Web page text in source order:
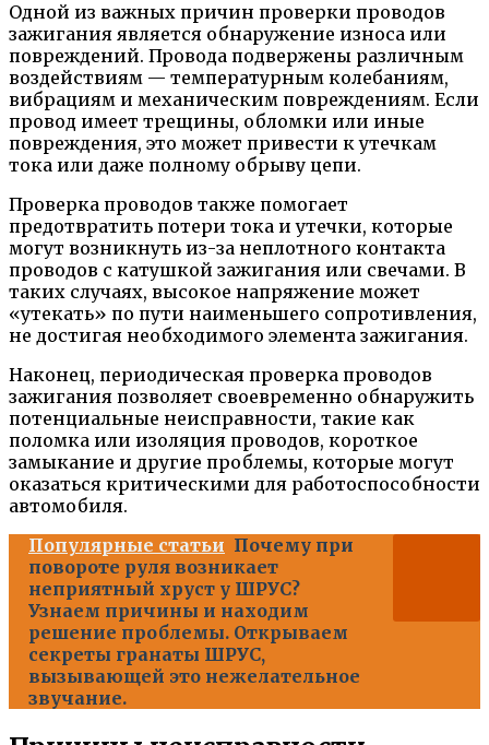
Одной из важных причин проверки проводов
зажигания является обнаружение износа или
повреждений. Провода подвержены различным
воздействиям — температурным колебаниям,
вибрациям и механическим повреждениям. Если
провод имеет трещины, обломки или иные
повреждения, это может привести к утечкам
тока или даже полному обрыву цепи.
Проверка проводов также помогает
предотвратить потери тока и утечки, которые
могут возникнуть из-за неплотного контакта
проводов с катушкой зажигания или свечами. В
таких случаях, высокое напряжение может
«утекать» по пути наименьшего сопротивления,
не достигая необходимого элемента зажигания.
Наконец, периодическая проверка проводов
зажигания позволяет своевременно обнаружить
потенциальные неисправности, такие как
поломка или изоляция проводов, короткое
замыкание и другие проблемы, которые могут
оказаться критическими для работоспособности
автомобиля.
Популярные статьи Почему при
повороте руля возникает
неприятный хруст у ШРУС?
Узнаем причины и находим
решение проблемы. Открываем
секреты гранаты ШРУС,
вызывающей это нежелательное
звучание.